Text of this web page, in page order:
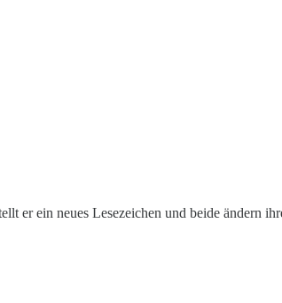
er ein neues Lesezeichen und beide ändern